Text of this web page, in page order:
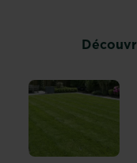
aérer sa pelouse